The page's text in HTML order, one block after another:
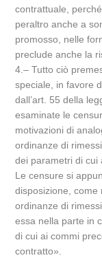
contrattuale,
peraltro anche a
promosso, nelle
preclude anche la
4.‒ Tutto ciò
speciale, in favore
dall’art. 55 della
esaminate le
motivazioni di
ordinanze di
dei parametri di cui
Le censure si
disposizione, come
ordinanze di
essa nella parte in
di cui ai commi
contratto».